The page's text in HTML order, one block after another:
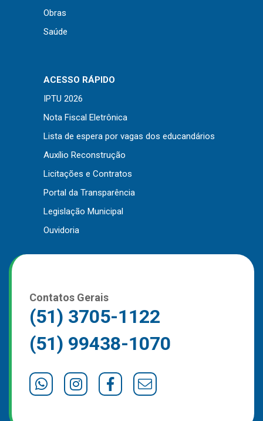
Portal da Transparência
Radar da Transparência
Cespro
Outros
Downloads
Notícias
Contato
Página Inicial
Obras
Saúde
ACESSO RÁPIDO
IPTU 2026
Nota Fiscal Eletrônica
Lista de espera por vagas dos educandários
Auxílio Reconstrução
Licitações e Contratos
Portal da Transparência
Legislação Municipal
Ouvidoria
Contatos Gerais
(51) 3705-1122
(51) 99438-1070